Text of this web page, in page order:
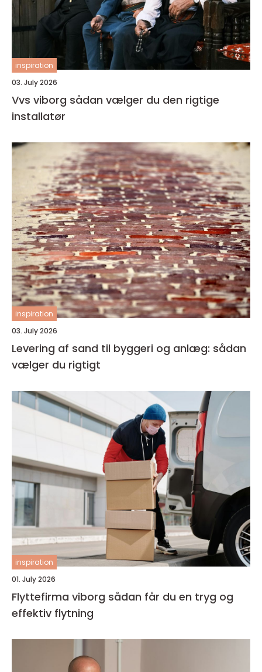
inspiration
03. July 2026
Vvs viborg sådan vælger du den rigtige
installatør
inspiration
03. July 2026
Levering af sand til byggeri og anlæg: sådan
vælger du rigtigt
inspiration
01. July 2026
Flyttefirma viborg sådan får du en tryg og
effektiv flytning